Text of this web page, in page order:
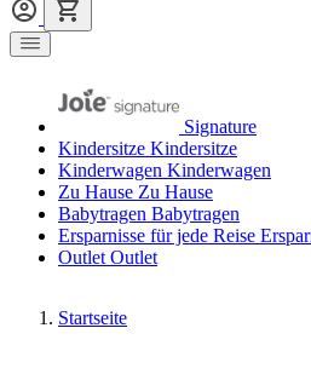
Signature
Kindersitze Kindersitze
Kinderwagen Kinderwagen
Zu Hause Zu Hause
Babytragen Babytragen
Ersparnisse für jede Reise
Outlet Outlet
Startseite